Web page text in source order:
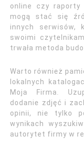
online czy raporty
mogą stać się
innych
swoimi
trwała metoda
Warto również
lokalnych
Moja Firma.
dodanie zdjęć i
opinii, nie tylko
wynikach
autorytet firmy w